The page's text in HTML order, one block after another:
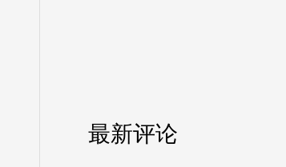
最新评论